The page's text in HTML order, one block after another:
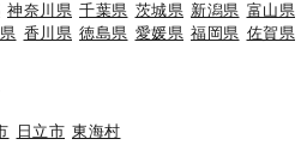
神奈川県 千葉県 茨城県 新潟県 富山県
香川県 徳島県 愛媛県 福岡県 佐賀県
日立市 東海村